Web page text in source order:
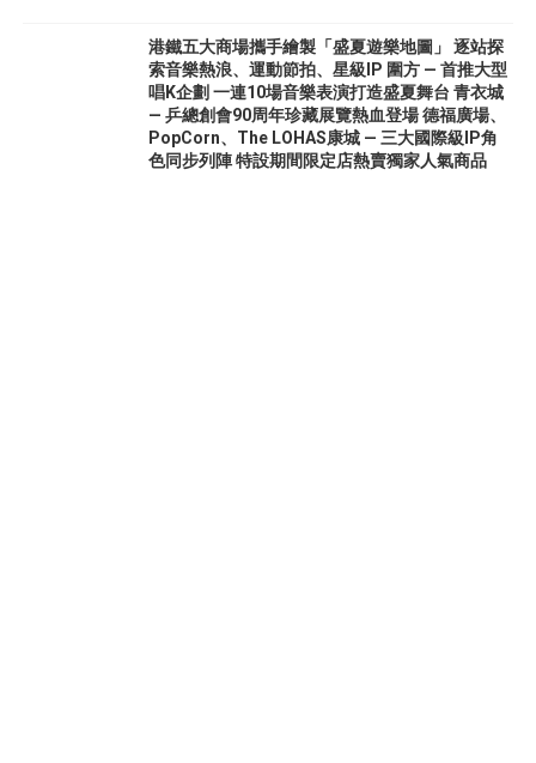
港鐵五大商場攜手繪製「盛夏遊樂地圖」 逐站探
索音樂熱浪、運動節拍、星級IP 圍方 — 首推大型
唱K企劃 一連10場音樂表演打造盛夏舞台 青衣城
— 乒總創會90周年珍藏展覽熱血登場 德福廣場、
PopCorn、The LOHAS康城 — 三大國際級IP角
色同步列陣 特設期間限定店熱賣獨家人氣商品